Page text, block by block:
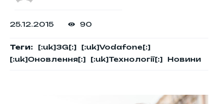
25.12.2015 90
Теги: [:uk]3G[:]
[:uk]Vodafone[:]
[:uk]Оновлення[:]
[:uk]Технології[:] Новини